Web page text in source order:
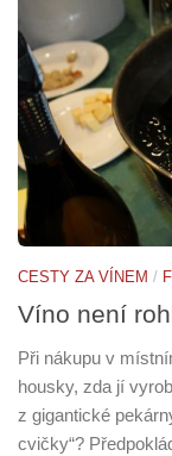
CESTY ZA VÍNEM /
Víno není
Při nákupu v
housky, zda jí
z gigantické
cvičky“?